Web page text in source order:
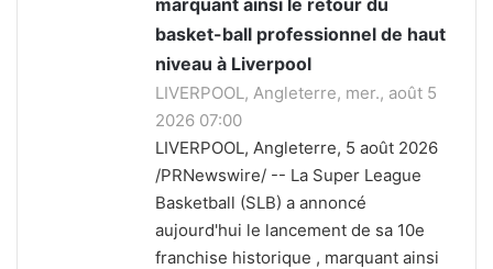
basket-ball professionnel de haut
niveau à Liverpool
LIVERPOOL, Angleterre, mer., août 5
2026 07:00
LIVERPOOL, Angleterre, 5 août 2026
/PRNewswire/ -- La Super League
Basketball (SLB) a annoncé
aujourd'hui le lancement de sa 10e
franchise historique , marquant ainsi